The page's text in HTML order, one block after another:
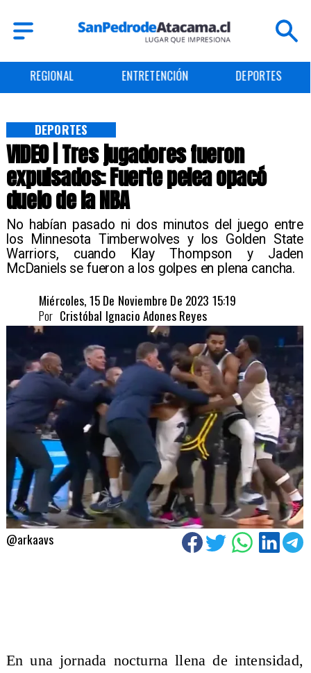
ENTRETENCIÓN DEPORTES CULTURA
VIDEO | Tres jugadores fueron
expulsados: Fuerte pelea opacó
duelo de la NBA
No habían pasado ni dos minutos del juego entre
los Minnesota Timberwolves y los Golden State
Warriors, cuando Klay Thompson y Jaden
McDaniels se fueron a los golpes en plena cancha.
DEPORTES
Miércoles, 15 De Noviembre De 2023 15:19
Cristóbal Ignacio Adones Reyes
Por
@arkaavs
En una jornada nocturna llena de intensidad,